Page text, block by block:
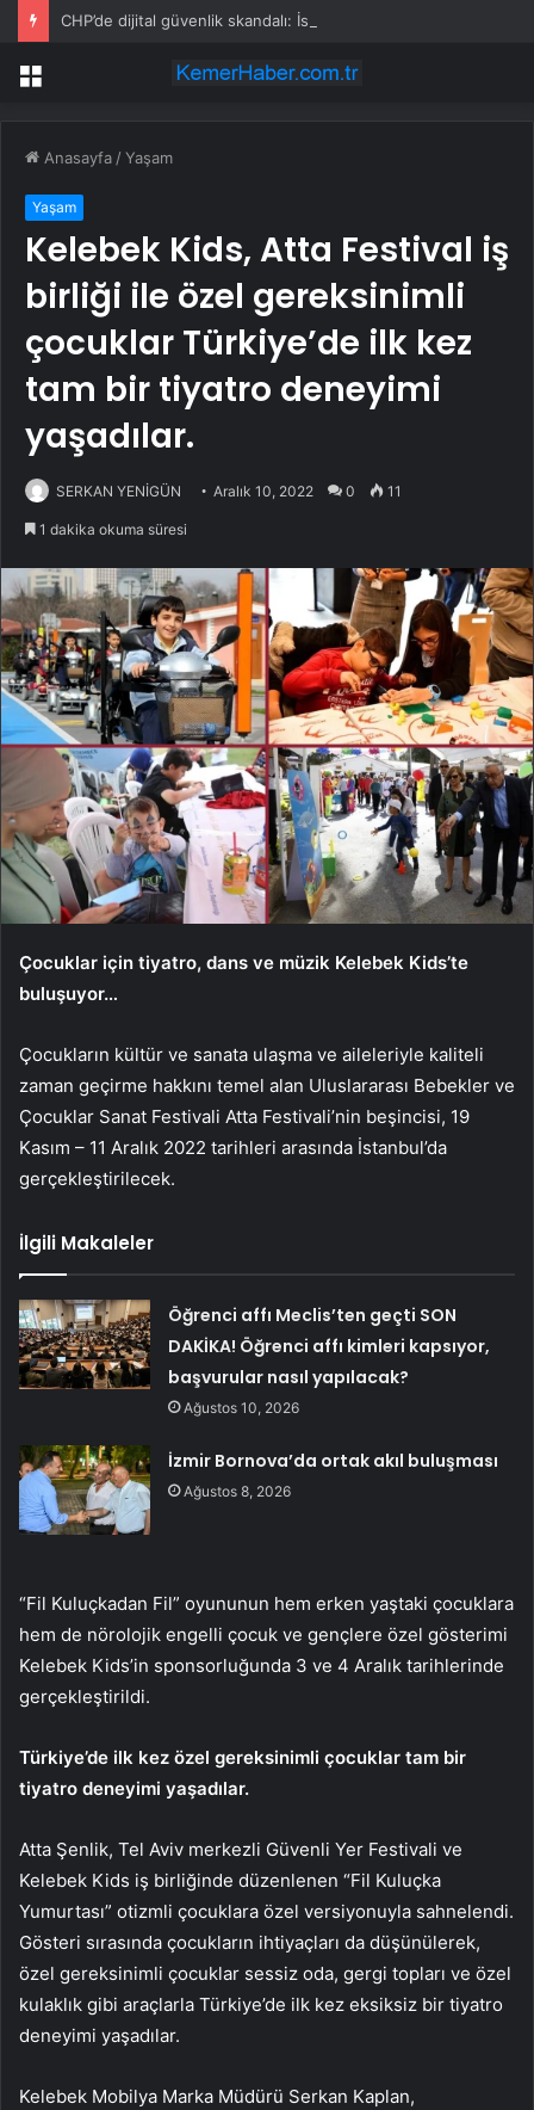
Menü
Anasayfa /Yaşam
Yaşam
Kelebek Kids, Atta Festival iş
birliği ile özel gereksinimli
çocuklar Türkiye’de ilk kez
tam bir tiyatro deneyimi
yaşadılar.
SERKAN YENİGÜN Aralık 10, 2022 0 11
1 dakika okuma süresi
Çocuklar için tiyatro, dans ve müzik Kelebek Kids’te
buluşuyor…
Çocukların kültür ve sanata ulaşma ve aileleriyle kaliteli
zaman geçirme hakkını temel alan Uluslararası Bebekler ve
Çocuklar Sanat Festivali Atta Festivali’nin beşincisi, 19
Kasım – 11 Aralık 2022 tarihleri ​​arasında İstanbul’da
gerçekleştirilecek.
İlgili Makaleler
Öğrenci affı Meclis’ten geçti SON
DAKİKA! Öğrenci affı kimleri kapsıyor,
başvurular nasıl yapılacak?
Ağustos 10, 2026
İzmir Bornova’da ortak akıl buluşması
Ağustos 8, 2026
“Fil Kuluçkadan Fil” oyununun hem erken yaştaki çocuklara
hem de nörolojik engelli çocuk ve gençlere özel gösterimi
Kelebek Kids’in sponsorluğunda 3 ve 4 Aralık tarihlerinde
gerçekleştirildi.
Türkiye’de ilk kez özel gereksinimli çocuklar tam bir
tiyatro deneyimi yaşadılar.
Atta Şenlik, Tel Aviv merkezli Güvenli Yer Festivali ve
Kelebek Kids iş birliğinde düzenlenen “Fil Kuluçka
Yumurtası” otizmli çocuklara özel versiyonuyla sahnelendi.
Gösteri sırasında çocukların ihtiyaçları da düşünülerek,
özel gereksinimli çocuklar sessiz oda, gergi topları ve özel
kulaklık gibi araçlarla Türkiye’de ilk kez eksiksiz bir tiyatro
deneyimi yaşadılar.
Kelebek Mobilya Marka Müdürü Serkan Kaplan,